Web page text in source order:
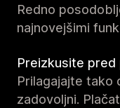
Redno
najnovejšimi
Preizkusite pred
Prilagajajte tako
zadovoljni.